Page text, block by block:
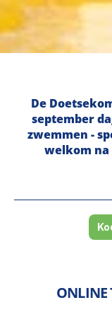
De
september
zwemmen -
welkom na
ONLINE